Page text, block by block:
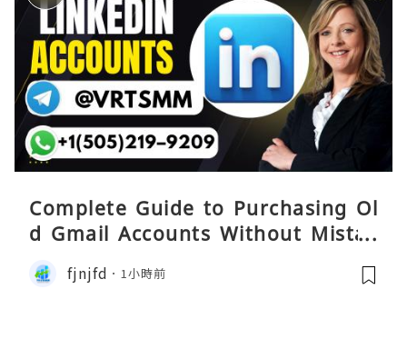
Complete Guide to Purchasing Ol
d Gmail Accounts Without Mistak
es
fjnjfd 1小時前